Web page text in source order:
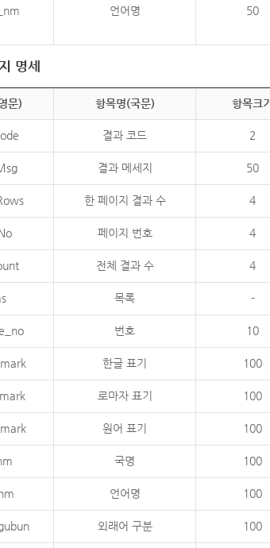
언어명 50
명세
문) 항목명(국문) 항목크기
결과 코드 2
결과 메세지 50
한 페이지 결과 수 4
페이지 번호 4
전체 결과 수 4
목록 -
번호 10
한글 표기 100
로마자 표기 100
원어 표기 100
국명 100
언어명 100
외래어 구분 100